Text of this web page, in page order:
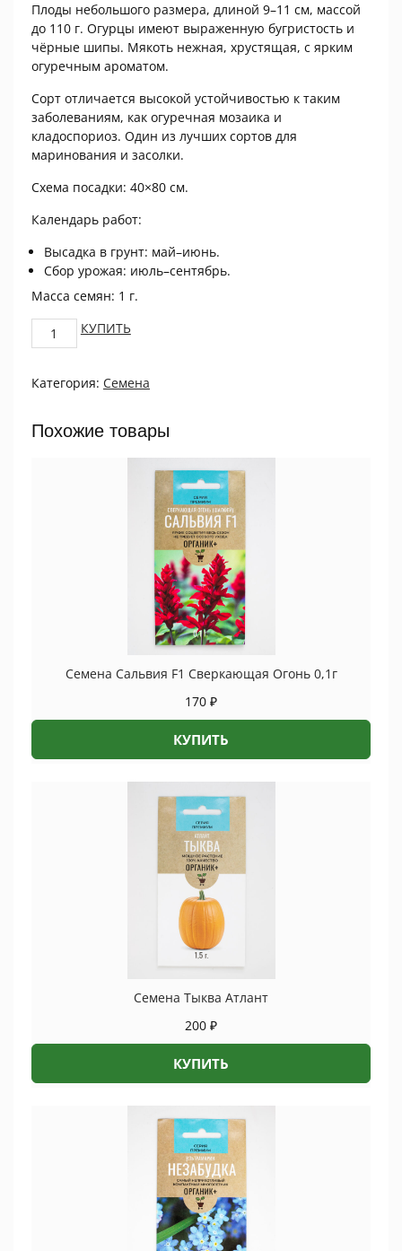
Плоды небольшого размера, длиной 9–11 см, массой
до 110 г. Огурцы имеют выраженную бугристость и
чёрные шипы. Мякоть нежная, хрустящая, с ярким
огуречным ароматом.
Сорт отличается высокой устойчивостью к таким
заболеваниям, как огуречная мозаика и
кладоспориоз. Один из лучших сортов для
маринования и засолки.
Схема посадки: 40×80 см.
Календарь работ:
Высадка в грунт: май–июнь.
Сбор урожая: июль–сентябрь.
Масса семян: 1 г.
Огурец
Нежинский
г
КУПИТЬ
Категория: Семена
Похожие товары
Семена Сальвия F1 Сверкающая Огонь 0,1г
170 ₽
КУПИТЬ
Семена Тыква Атлант
200 ₽
КУПИТЬ